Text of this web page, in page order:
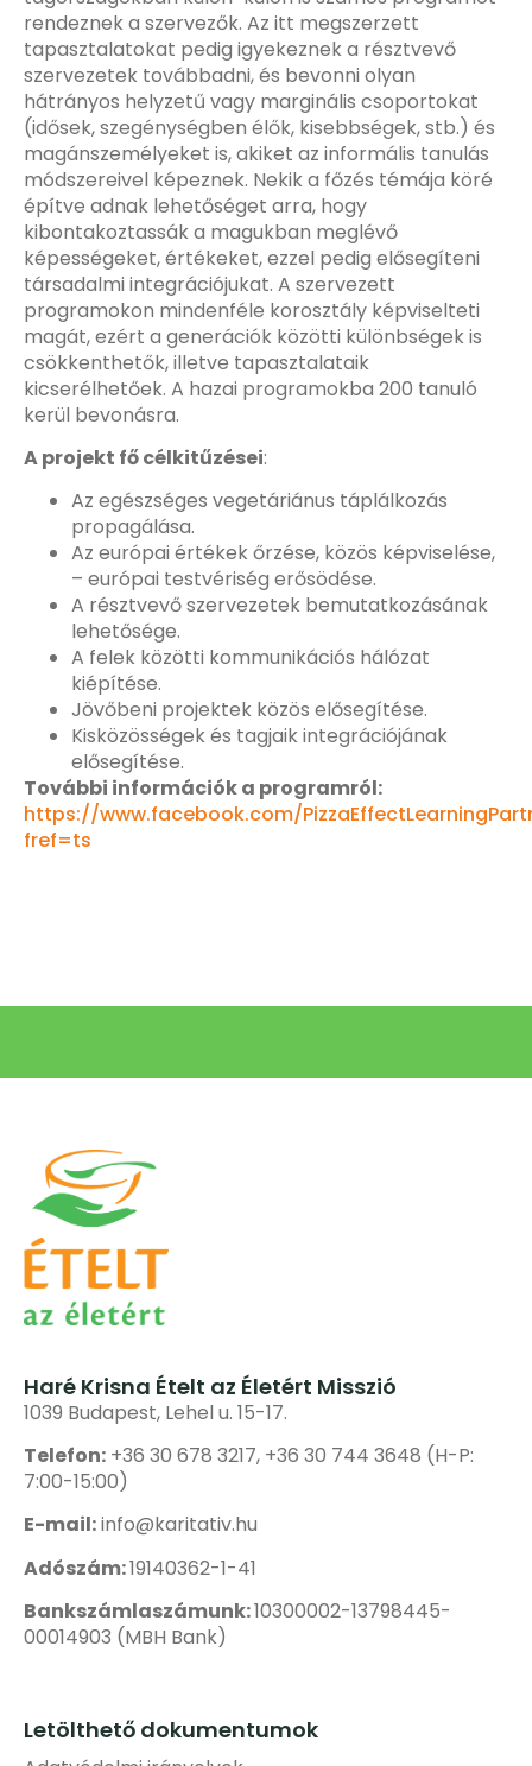
rendeznek a szervezők. Az itt megszerzett
tapasztalatokat pedig igyekeznek a résztvevő
szervezetek továbbadni, és bevonni olyan
hátrányos helyzetű vagy marginális csoportokat
(idősek, szegénységben élők, kisebbségek, stb.) és
magánszemélyeket is, akiket az informális tanulás
módszereivel képeznek. Nekik a főzés témája köré
építve adnak lehetőséget arra, hogy
kibontakoztassák a magukban meglévő
képességeket, értékeket, ezzel pedig elősegíteni
társadalmi integrációjukat. A szervezett
programokon mindenféle korosztály képviselteti
magát, ezért a generációk közötti különbségek is
csökkenthetők, illetve tapasztalataik
kicserélhetőek. A hazai programokba 200 tanuló
kerül bevonásra.
A projekt fő célkitűzései:
Az egészséges vegetáriánus táplálkozás
propagálása.
Az európai értékek őrzése, közös képviselése,
– európai testvériség erősödése.
A résztvevő szervezetek bemutatkozásának
lehetősége.
A felek közötti kommunikációs hálózat
kiépítése.
Jövőbeni projektek közös elősegítése.
Kisközösségek és tagjaik integrációjának
elősegítése.
További információk a programról:
https://www.facebook.com/
fref=ts
Haré Krisna Ételt az Életért Misszió
1039 Budapest, Lehel u. 15-17.
Telefon: +36 30 678 3217, +36 30 744 3648 (H-P:
7:00-15:00)
E-mail:info@karitativ.hu
Adószám:19140362-1-41
Bankszámlaszámunk:10300002-13798445-
00014903 (MBH Bank)
Letölthető dokumentumok